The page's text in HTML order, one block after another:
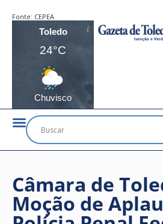
Fonte: CEPEA
Toledo
24°C
Chuvisco
Câmara de
Moção de